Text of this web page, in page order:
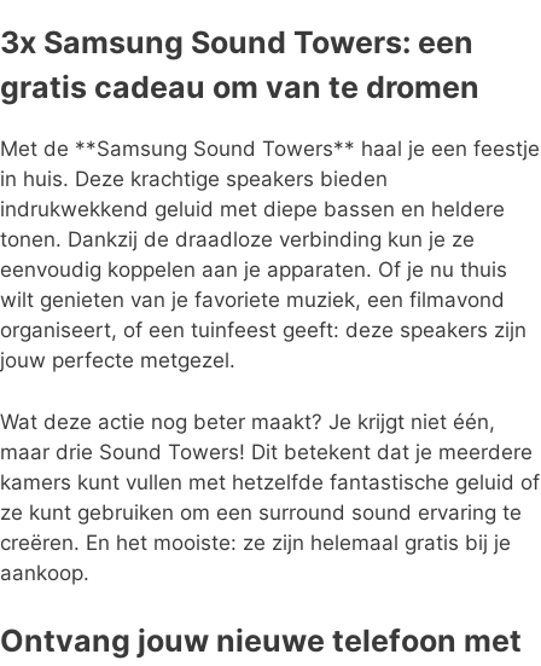
3x Samsung Sound Towers: een
gratis cadeau om van te dromen
Met de **Samsung Sound Towers** haal je een feestje
in huis. Deze krachtige speakers bieden
indrukwekkend geluid met diepe bassen en heldere
tonen. Dankzij de draadloze verbinding kun je ze
eenvoudig koppelen aan je apparaten. Of je nu thuis
wilt genieten van je favoriete muziek, een filmavond
organiseert, of een tuinfeest geeft: deze speakers zijn
jouw perfecte metgezel.
Wat deze actie nog beter maakt? Je krijgt niet één,
maar drie Sound Towers! Dit betekent dat je meerdere
kamers kunt vullen met hetzelfde fantastische geluid of
ze kunt gebruiken om een surround sound ervaring te
creëren. En het mooiste: ze zijn helemaal gratis bij je
aankoop.
Ontvang jouw nieuwe telefoon met